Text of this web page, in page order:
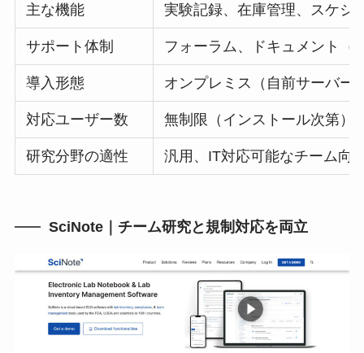
主な機能 実験記録、在庫管理、スケジ
サポート体制 フォーラム、ドキュメント（
導入形態 オンプレミス（自前サーバー
対応ユーザー数 無制限（インストール次第）
研究分野の適性 汎用、IT対応可能なチーム向
SciNote｜チーム研究と規制対応を両立